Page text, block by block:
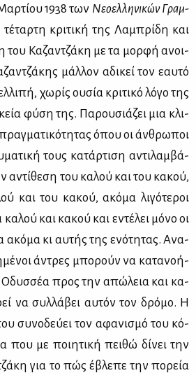
1938 των Νε­ο­ελ­λη­νι­κών Γραμ­
κρι­τι­κή της Λα­μπρί­δη και
Κα­ζαν­τζά­κη με τα μορ­φή ανοι­
μάλ­λον αδι­κεί τον εαυ­τό
χω­ρίς ου­σία κρι­τι­κό λό­γο της
φύ­ση της. Πα­ρου­σιά­ζει μια κλι­
όπου οι άν­θρω­ποι
τους κα­τάρ­τι­ση αντι­λαμ­βά­
αντί­θε­ση του κα­λού και του κα­κού,
και του κα­κού, ακό­μα λι­γό­τε­ροι
και κα­κού και εντέ­λει μό­νο οι
ακό­μα κι αυ­τής της ενό­τη­τας. Ανα­
άντρες μπο­ρούν να κα­τα­νο­ή­
Οδυσ­σέα προς την απώ­λεια και κα­
να συλ­λά­βει αυ­τόν τον δρό­μο. Η
συ­νο­δεύ­ει τον αφα­νι­σμό του κό­
που με ποι­η­τι­κή πει­θώ δί­νει την
για το πώς έβλε­πε την πο­ρεία